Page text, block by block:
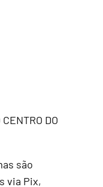
DO
são
via Pix,